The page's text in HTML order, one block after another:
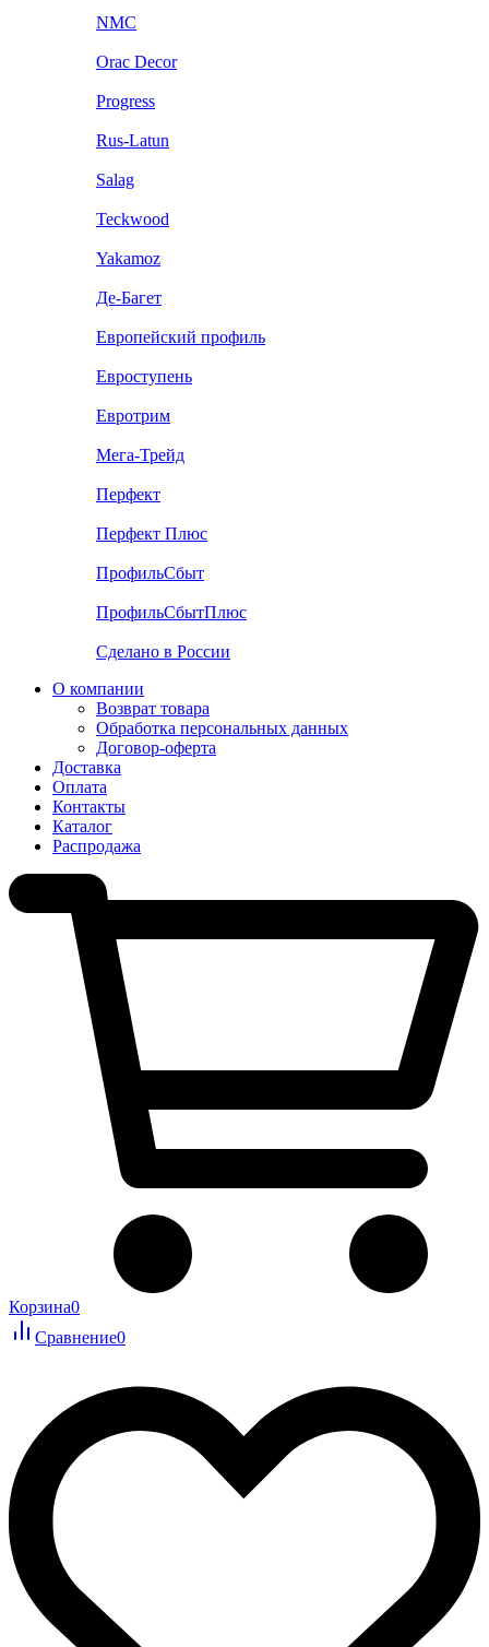
NMC
Orac Decor
Progress
Rus-Latun
Salag
Teckwood
Yakamoz
Де-Багет
Европейский профиль
Евроступень
Евротрим
Мега-Трейд
Перфект
Перфект Плюс
ПрофильСбыт
ПрофильСбытПлюс
Сделано в России
О компании
Возврат товара
Обработка персональных данных
Договор-оферта
Доставка
Оплата
Контакты
Каталог
Распродажа
Корзина0
Сравнение0